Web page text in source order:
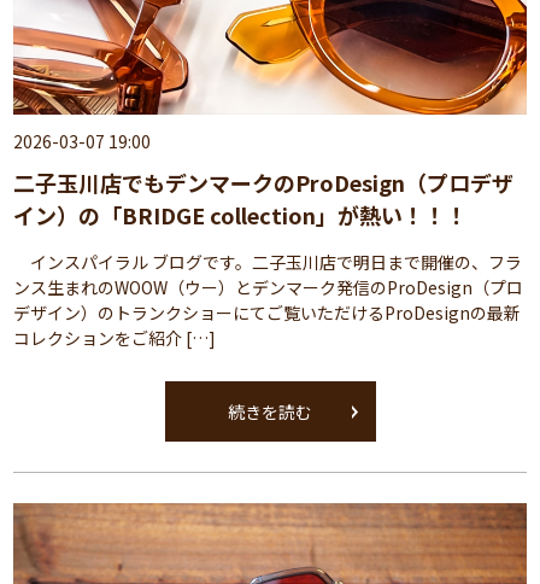
2026-03-07 19:00
二子玉川店でもデンマークのProDesign（プロデザ
イン）の「BRIDGE collection」が熱い！！！
インスパイラル ブログです。二子玉川店で明日まで開催の、フラ
ンス生まれのWOOW（ウー）とデンマーク発信のProDesign（プロ
デザイン）のトランクショーにてご覧いただけるProDesignの最新
コレクションをご紹介 […]
続きを読む